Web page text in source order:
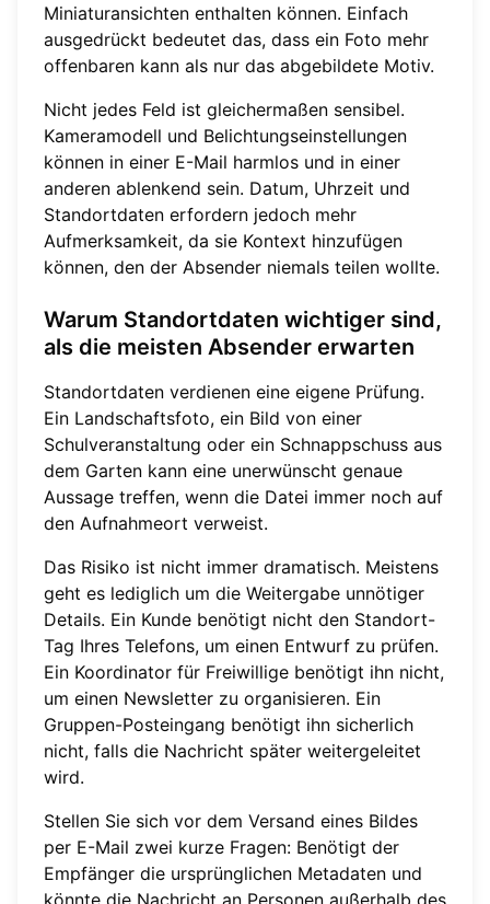
Miniaturansichten enthalten können. Einfach
ausgedrückt bedeutet das, dass ein Foto mehr
offenbaren kann als nur das abgebildete Motiv.
Nicht jedes Feld ist gleichermaßen sensibel.
Kameramodell und Belichtungseinstellungen
können in einer E-Mail harmlos und in einer
anderen ablenkend sein. Datum, Uhrzeit und
Standortdaten erfordern jedoch mehr
Aufmerksamkeit, da sie Kontext hinzufügen
können, den der Absender niemals teilen wollte.
Warum Standortdaten wichtiger sind,
als die meisten Absender erwarten
Standortdaten verdienen eine eigene Prüfung.
Ein Landschaftsfoto, ein Bild von einer
Schulveranstaltung oder ein Schnappschuss aus
dem Garten kann eine unerwünscht genaue
Aussage treffen, wenn die Datei immer noch auf
den Aufnahmeort verweist.
Das Risiko ist nicht immer dramatisch. Meistens
geht es lediglich um die Weitergabe unnötiger
Details. Ein Kunde benötigt nicht den Standort-
Tag Ihres Telefons, um einen Entwurf zu prüfen.
Ein Koordinator für Freiwillige benötigt ihn nicht,
um einen Newsletter zu organisieren. Ein
Gruppen-Posteingang benötigt ihn sicherlich
nicht, falls die Nachricht später weitergeleitet
wird.
Stellen Sie sich vor dem Versand eines Bildes
per E-Mail zwei kurze Fragen: Benötigt der
Empfänger die ursprünglichen Metadaten und
könnte die Nachricht an Personen außerhalb des